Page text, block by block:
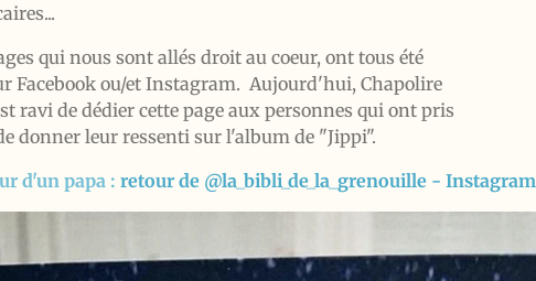
qui nous sont allés droit au coeur, ont tous été
Facebook ou/et Instagram. Aujourd'hui, Chapolire
ravi de dédier cette page aux personnes qui ont pris
donner leur ressenti sur l'album de "Jippi".
d'un papa : retour de @la_bibli_de_la_grenouille - Instagram